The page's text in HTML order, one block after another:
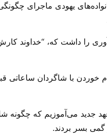
یهودی ماجرای
را داشت که، “خداوند
با شاگردان ساعاتی
جدید می‌‌آموزیم که
بسر بردند.